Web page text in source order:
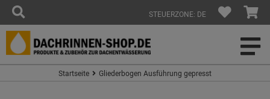
STEUERZONE: DE
Startseite Gliederbogen Ausführung gepresst